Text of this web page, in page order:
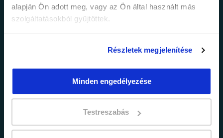
alapján Ön adott meg, vagy az Ön által használt más
szolgáltatásokból gyűjtöttek.
Részletek megjelenítése
Minden engedélyezése
Testreszabás
adatkezelési tájékoztatóban